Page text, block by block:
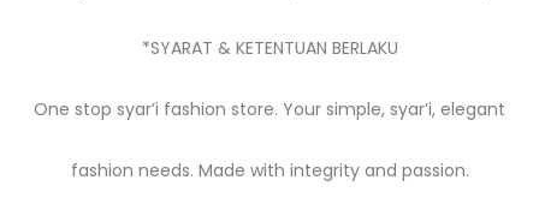
*SYARAT & KETENTUAN BERLAKU
One stop syar’i fashion store. Your simple, syar’i, elegant
fashion needs. Made with integrity and passion.